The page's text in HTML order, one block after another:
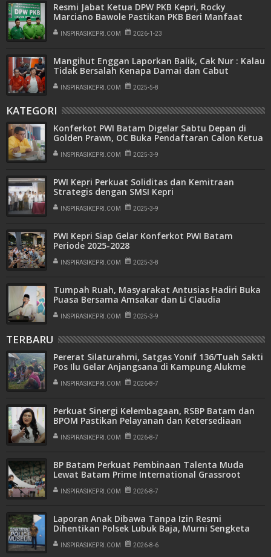
Resmi Jabat Ketua DPW PKB Kepri, Rocky
Marciano Bawole Pastikan PKB Beri Manfaat
Nyata Bagi Masyarakat
INSPIRASIKEPRI.COM 2026-1-23
Mangihut Enggan Laporkan Balik, Cak Nur : Kalau
Tidak Bersalah Kenapa Damai dan Cabut
INSPIRASIKEPRI.COM 2025-5-8
KATEGORI
Konferkot PWI Batam Digelar Sabtu Depan di
Golden Prawn, OC Buka Pendaftaran Calon Ketua
INSPIRASIKEPRI.COM 2025-3-9
PWI Kepri Perkuat Soliditas dan Kemitraan
Strategis dengan SMSI Kepri
INSPIRASIKEPRI.COM 2025-3-9
PWI Kepri Siap Gelar Konferkot PWI Batam
Periode 2025-2028
INSPIRASIKEPRI.COM 2025-3-8
Tumpah Ruah, Masyarakat Antusias Hadiri Buka
Puasa Bersama Amsakar dan Li Claudia
INSPIRASIKEPRI.COM 2025-3-9
TERBARU
Pererat Silaturahmi, Satgas Yonif 136/Tuah Sakti
Pos Ilu Gelar Anjangsana di Kampung Alukme
INSPIRASIKEPRI.COM 2026-8-7
Perkuat Sinergi Kelembagaan, RSBP Batam dan
BPOM Pastikan Pelayanan dan Ketersediaan
INSPIRASIKEPRI.COM 2026-8-7
BP Batam Perkuat Pembinaan Talenta Muda
Lewat Batam Prime International Grassroot
Football Festival 2026
INSPIRASIKEPRI.COM 2026-8-7
Laporan Anak Dibawa Tanpa Izin Resmi
Dihentikan Polsek Lubuk Baja, Murni Sengketa
INSPIRASIKEPRI.COM 2026-8-6